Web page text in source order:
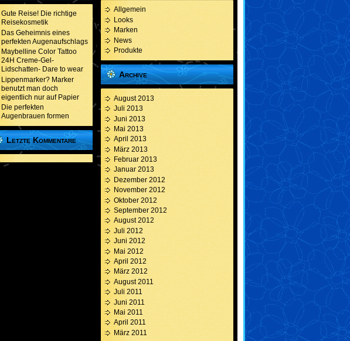
Gute Reise! Die richtige
Reisekosmetik
Das Geheimnis eines
perfekten Augenaufschlags
Maybelline Color Tattoo
24H Creme-Gel-
Lidschatten- Dare to wear
Lippenmarker? Marker
benutzt man doch
eigentlich nur auf Papier
Die perfekten
Augenbrauen formen
Letzte Kommentare
Allgemein
Looks
Marken
News
Produkte
Archive
August 2013
Juli 2013
Juni 2013
Mai 2013
April 2013
März 2013
Februar 2013
Januar 2013
Dezember 2012
November 2012
Oktober 2012
September 2012
August 2012
Juli 2012
Juni 2012
Mai 2012
April 2012
März 2012
August 2011
Juli 2011
Juni 2011
Mai 2011
April 2011
März 2011